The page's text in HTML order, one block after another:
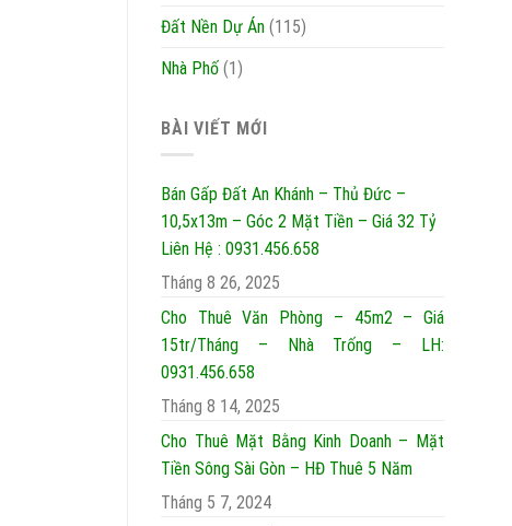
Đất Nền Dự Án (115)
Nhà Phố (1)
BÀI VIẾT MỚI
Bán Gấp Đất An Khánh – Thủ Đức –
10,5x13m – Góc 2 Mặt Tiền – Giá 32 Tỷ
Liên Hệ : 0931.456.658
Tháng 8 26, 2025
Cho Thuê Văn Phòng – 45m2 – Giá
15tr/Tháng – Nhà Trống – LH:
0931.456.658
Tháng 8 14, 2025
Cho Thuê Mặt Bằng Kinh Doanh – Mặt
Tiền Sông Sài Gòn – HĐ Thuê 5 Năm
Tháng 5 7, 2024